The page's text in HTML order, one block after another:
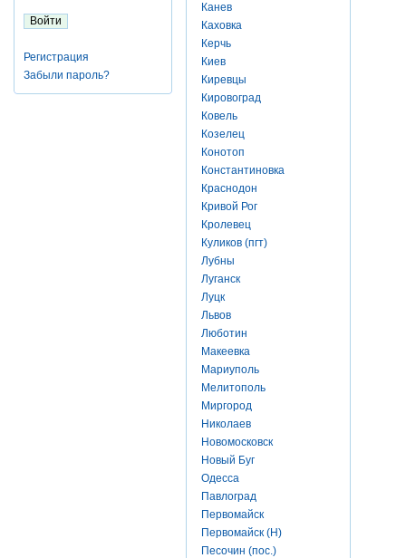
Регистрация
Забыли пароль?
Канев
Каховка
Керчь
Киев
Киревцы
Кировоград
Ковель
Козелец
Конотоп
Константиновка
Краснодон
Кривой Рог
Кролевец
Куликов (пгт)
Лубны
Луганск
Луцк
Львов
Люботин
Макеевка
Мариуполь
Мелитополь
Миргород
Николаев
Новомосковск
Новый Буг
Одесса
Павлоград
Первомайск
Первомайск (Н)
Песочин (пос.)